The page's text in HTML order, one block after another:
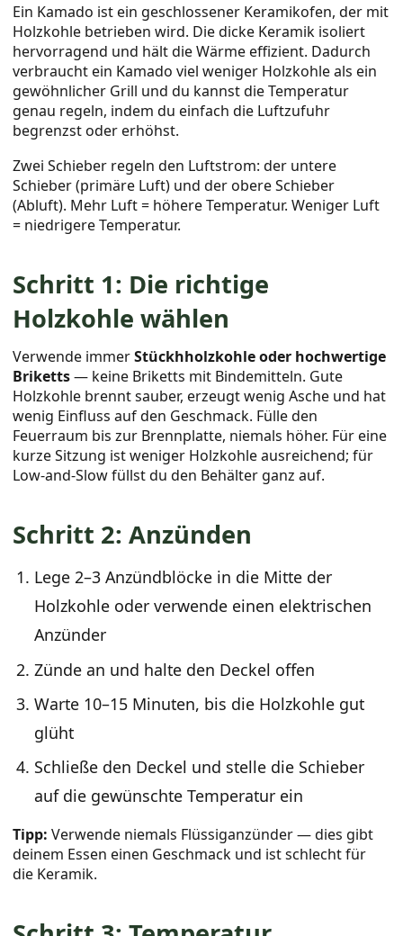
Ein Kamado ist ein geschlossener Keramikofen, der mit
Holzkohle betrieben wird. Die dicke Keramik isoliert
hervorragend und hält die Wärme effizient. Dadurch
verbraucht ein Kamado viel weniger Holzkohle als ein
gewöhnlicher Grill und du kannst die Temperatur
genau regeln, indem du einfach die Luftzufuhr
begrenzst oder erhöhst.
Zwei Schieber regeln den Luftstrom: der untere
Schieber (primäre Luft) und der obere Schieber
(Abluft). Mehr Luft = höhere Temperatur. Weniger Luft
= niedrigere Temperatur.
Schritt 1: Die richtige
Holzkohle wählen
Verwende immerStückhholzkohle oder hochwertige
Briketts— keine Briketts mit Bindemitteln. Gute
Holzkohle brennt sauber, erzeugt wenig Asche und hat
wenig Einfluss auf den Geschmack. Fülle den
Feuerraum bis zur Brennplatte, niemals höher. Für eine
kurze Sitzung ist weniger Holzkohle ausreichend; für
Low-and-Slow füllst du den Behälter ganz auf.
Schritt 2: Anzünden
Lege 2–3 Anzündblöcke in die Mitte der
Holzkohle oder verwende einen elektrischen
Anzünder
Zünde an und halte den Deckel offen
Warte 10–15 Minuten, bis die Holzkohle gut
glüht
Schließe den Deckel und stelle die Schieber
auf die gewünschte Temperatur ein
Tipp: Verwende niemals Flüssiganzünder — dies gibt
deinem Essen einen Geschmack und ist schlecht für
die Keramik.